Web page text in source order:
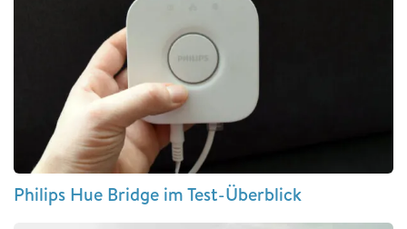
Philips Hue Bridge im Test-Überblick